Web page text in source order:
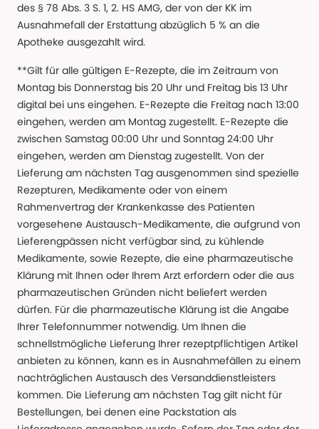
des § 78 Abs. 3 S. 1, 2. HS AMG, der von der KK im
Ausnahmefall der Erstattung abzüglich 5 % an die
Apotheke ausgezahlt wird.
**Gilt für alle gültigen E-Rezepte, die im Zeitraum von
Montag bis Donnerstag bis 20 Uhr und Freitag bis 13 Uhr
digital bei uns eingehen. E-Rezepte die Freitag nach 13:00
eingehen, werden am Montag zugestellt. E-Rezepte die
zwischen Samstag 00:00 Uhr und Sonntag 24:00 Uhr
eingehen, werden am Dienstag zugestellt. Von der
Lieferung am nächsten Tag ausgenommen sind spezielle
Rezepturen, Medikamente oder von einem
Rahmenvertrag der Krankenkasse des Patienten
vorgesehene Austausch-Medikamente, die aufgrund von
Lieferengpässen nicht verfügbar sind, zu kühlende
Medikamente, sowie Rezepte, die eine pharmazeutische
Klärung mit Ihnen oder Ihrem Arzt erfordern oder die aus
pharmazeutischen Gründen nicht beliefert werden
dürfen. Für die pharmazeutische Klärung ist die Angabe
Ihrer Telefonnummer notwendig. Um Ihnen die
schnellstmögliche Lieferung Ihrer rezeptpflichtigen Artikel
anbieten zu können, kann es in Ausnahmefällen zu einem
nachträglichen Austausch des Versanddienstleisters
kommen. Die Lieferung am nächsten Tag gilt nicht für
Bestellungen, bei denen eine Packstation als